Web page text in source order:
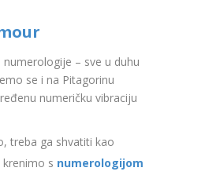
– sve u duhu
se i na Pitagorinu
numeričku vibraciju
treba ga shvatiti kao
s numerologijom